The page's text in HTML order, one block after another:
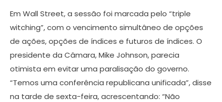
Em Wall Street, a sessão foi marcada pelo “triple
witching”, com o vencimento simultâneo de opções
de ações, opções de índices e futuros de índices. O
presidente da Câmara, Mike Johnson, parecia
otimista em evitar uma paralisação do governo.
“Temos uma conferência republicana unificada”, disse
na tarde de sexta-feira, acrescentando: “Não